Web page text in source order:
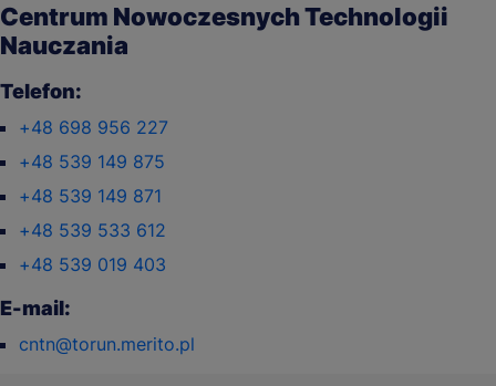
Centrum Nowoczesnych Technologii
Nauczania
Telefon:
+48 698 956 227
+48 539 149 875
+48 539 149 871
+48 539 533 612
+48 539 019 403
E-mail:
cntn@torun.merito.pl